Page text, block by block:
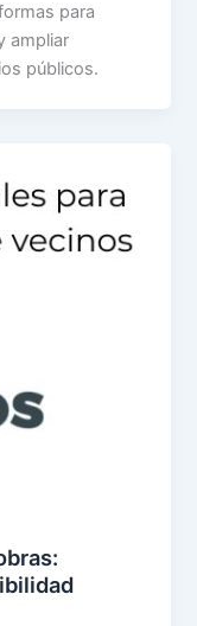
para
ampliar
públicos.